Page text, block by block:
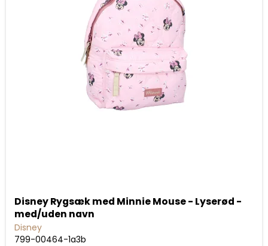
Disney Rygsæk med Minnie Mouse - Lyserød -
med/uden navn
Disney
799-00464-1a3b